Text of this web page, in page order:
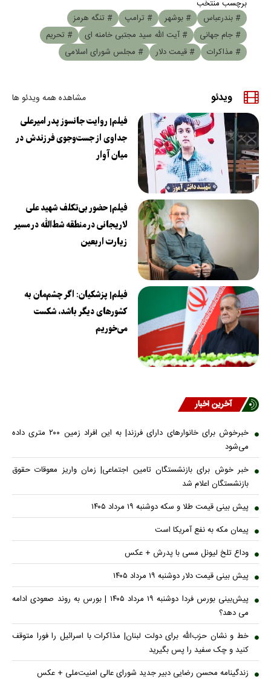
برچسب منتخب
# بندرعباس
# بوشهر # ترامپ
# تنگه هرمز
# جام جهانی
# آیت الله سید مجتبی خامنه ای
# تحریم
# مذاکرات
# قیمت دلار # مجلس شورای اسلامی
ویدئو مشاهده همه ویدئو ها
فیلم| روایت جانسوز پدر امیرعلی
جداوی از جست‌وجوی فرزندش در
میان آوار
فیلم| حضور بی‌تکلف شهید علی
لاریجانی در منطقه شط‌الله در مسیر
زیارت اربعین
فیلم| پزشکیان: اگر چشم‌مان به
کشورهای دیگر باشد، شکست
می‌خوریم
آخرین اخبار
خبرخوش برای خانوارهای دارای فرزند| به این افراد زمین ۲۰۰ متری داده
می‌شود
خبر خوش برای بازنشستگان تامین اجتماعی| زمان واریز معوقات حقوق
بازنشستگان اعلام شد
پیش بینی قیمت طلا و سکه دوشنبه ۱۹ مرداد ۱۴۰۵
پیمان مکه به نفع آمریکا است
وداع تلخ لیونل مسی با پدرش + عکس
پیش بینی قیمت دلار دوشنبه ۱۹ مرداد ۱۴۰۵
پیش‌بینی بورس فردا دوشنبه ۱۹ مرداد ۱۴۰۵ | بورس به روند صعودی ادامه
می دهد؟
خط و نشان حزب‌الله برای دولت لبنان| مذاکرات با اسرائیل را فورا متوقف
کنید و چک سفید را پس بگیرید
زندگینامه محسن رضایی دبیر جدید شورای عالی امنیت‌ملی + عکس